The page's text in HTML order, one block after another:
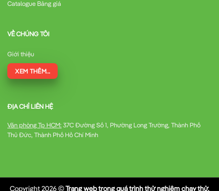
Catalogue Bảng giá
VỀ CHÚNG TÔI
Giới thiệu
XEM THÊM...
ĐỊA CHỈ LIÊN HỆ
Văn phòng Tp HCM: 37C Đường Số 1, Phường Long Trường, Thành Phố
Thủ Đức, Thành Phố Hồ Chí Minh
Copyright 2026 ©Trang web trong quá trình thử nghiệm chạy thử,